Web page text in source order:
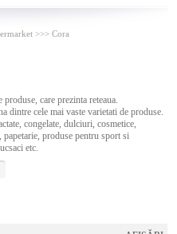
>>> Cora
care prezinta reteaua.
dintre cele mai vaste varietati de produse.
congelate, dulciuri, cosmetice,
produse pentru sport si
etc.